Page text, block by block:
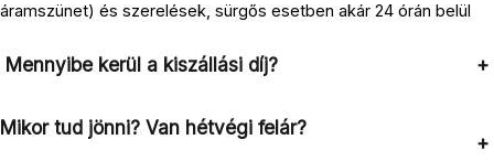
áramszünet) és szerelések, sürgős esetben akár 24 órán belül
Mennyibe kerül a kiszállási díj? +
Mikor tud jönni? Van hétvégi felár?
+